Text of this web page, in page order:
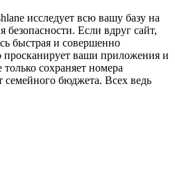
исследует всю вашу базу на
Если вдруг сайт,
быстрая и совершенно
просканирует ваши приложения и
сохраняет номера
семейного бюджета. Всех ведь